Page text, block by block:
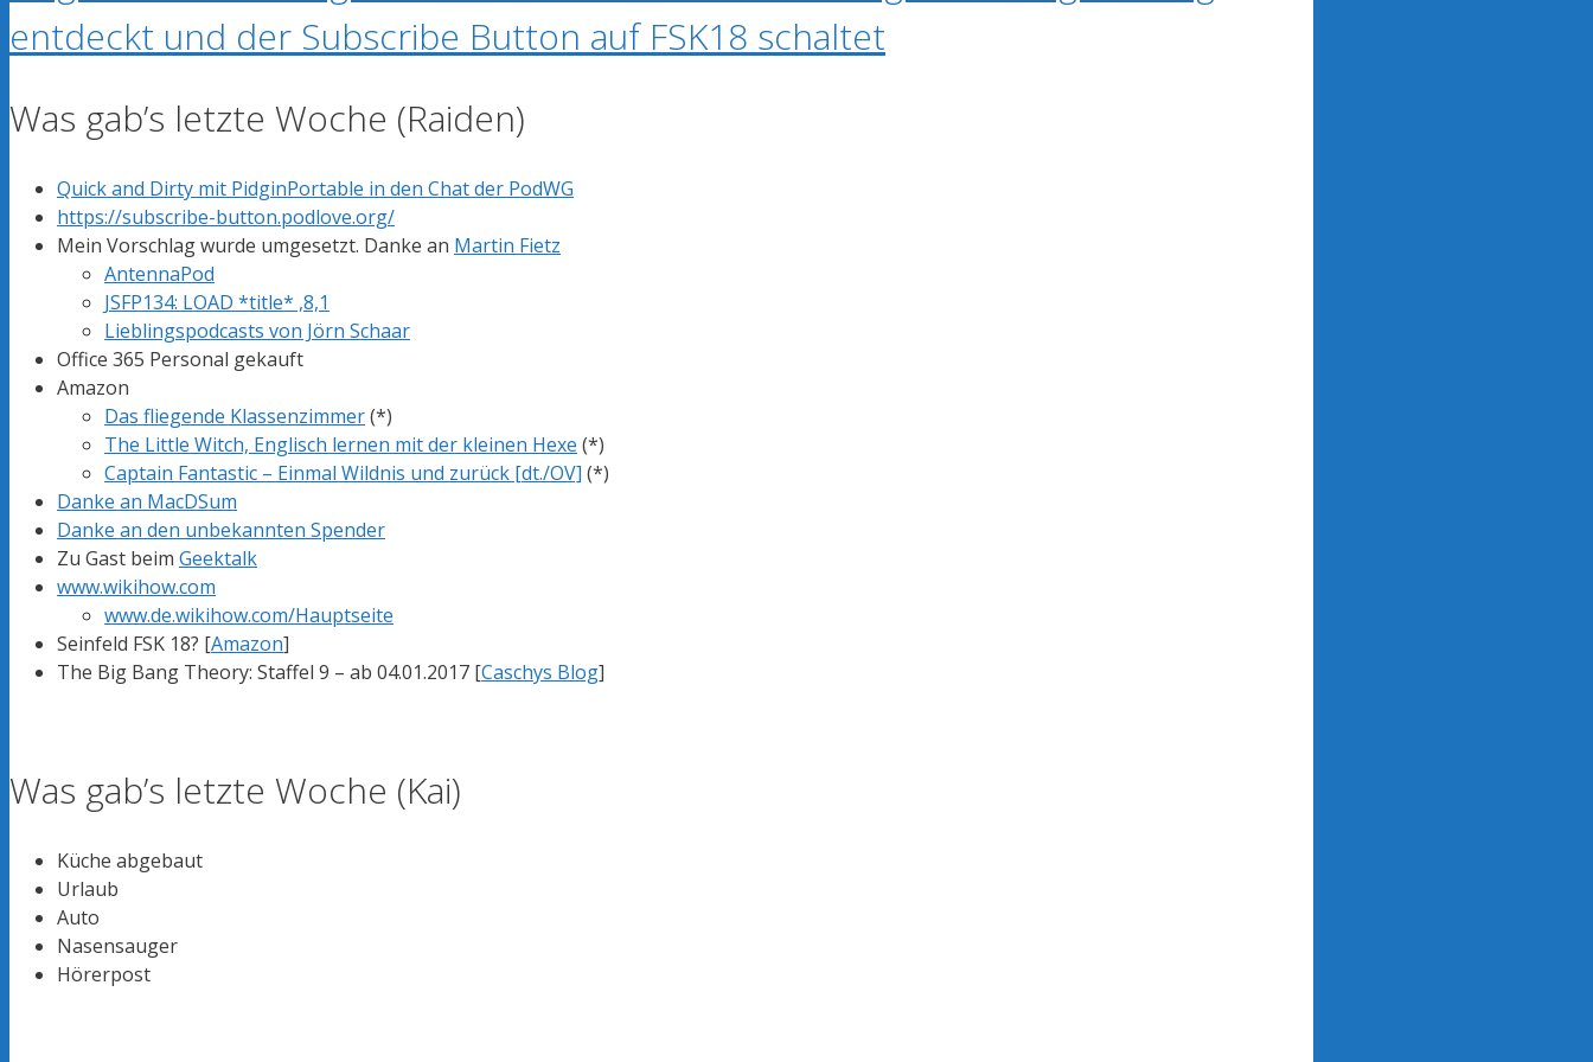
entdeckt und der Subscribe Button auf FSK18 schaltet
Was gab’s letzte Woche (Raiden)
Quick and Dirty mit PidginPortable in den Chat der PodWG
https://subscribe-button.podlove.org/
Mein Vorschlag wurde umgesetzt. Danke an Martin Fietz
AntennaPod
JSFP134: LOAD *title* ,8,1
Lieblingspodcasts von Jörn Schaar
Office 365 Personal gekauft
Amazon
Das fliegende Klassenzimmer(*)
The Little Witch, Englisch lernen mit der kleinen Hexe (*)
Captain Fantastic – Einmal Wildnis und zurück [dt./OV] (*)
Danke an MacDSum
Danke an den unbekannten Spender
Zu Gast beim Geektalk
www.wikihow.com
www.de.wikihow.com/Hauptseite
Seinfeld FSK 18? [Amazon]
The Big Bang Theory: Staffel 9 – ab 04.01.2017 [Caschys Blog]
Was gab’s letzte Woche (Kai)
Küche abgebaut
Urlaub
Auto
Nasensauger
Hörerpost